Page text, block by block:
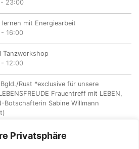
Privatsphäre
- 23:00
mit Energiearbeit
- 16:00
Tanzworkshop
- 12:00
Bgld./Rust *exclusive für unsere
Frauentreff mit LEBEN,
Botschafterin Sabine Willmann